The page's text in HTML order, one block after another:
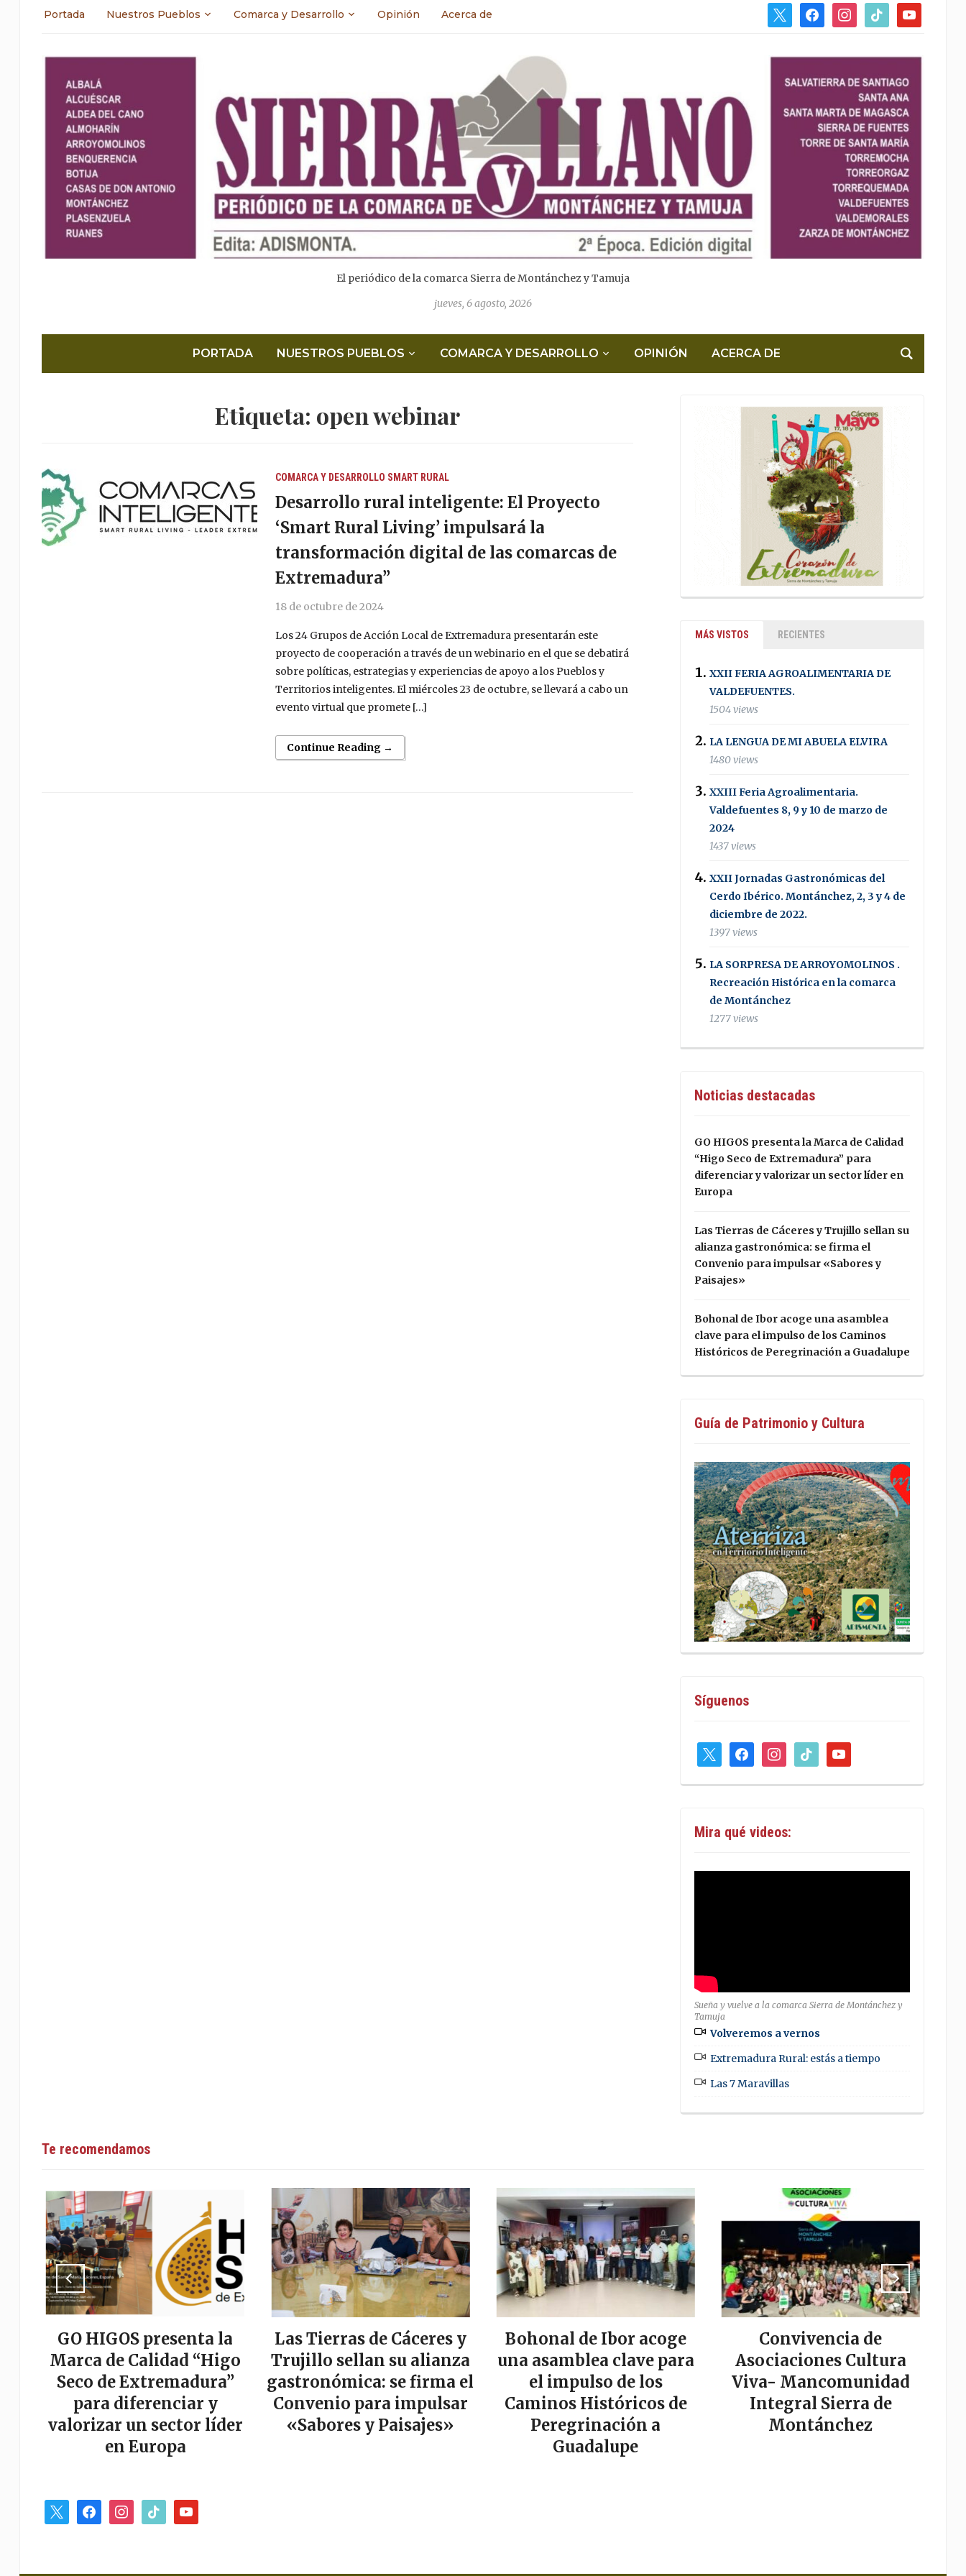
facebookinstagram
tiktok youtube
Portada Nuestros Pueblos Comarca y Desarrollo Opinión Acerca de
El periódico de la comarca Sierra de Montánchez y Tamuja
jueves, 6 agosto, 2026
PORTADA NUESTROS PUEBLOS COMARCA Y DESARROLLO OPINIÓN ACERCA DE
Etiqueta: open webinar
COMARCA Y DESARROLLO SMART RURAL
Desarrollo rural inteligente: El Proyecto
‘Smart Rural Living’ impulsará la
transformación digital de las comarcas de
Extremadura”
18 de octubre de 2024
Los 24 Grupos de Acción Local de Extremadura presentarán este
proyecto de cooperación a través de un webinario en el que se debatirá
sobre políticas, estrategias y experiencias de apoyo a los Pueblos y
Territorios inteligentes. El miércoles 23 de octubre, se llevará a cabo un
evento virtual que promete […]
Continue Reading →
MÁS VISTOS RECIENTES
XXII FERIA AGROALIMENTARIA DE
VALDEFUENTES.
1504 views
LA LENGUA DE MI ABUELA ELVIRA
1480 views
XXIII Feria Agroalimentaria.
Valdefuentes 8, 9 y 10 de marzo de
2024
1437 views
XXII Jornadas Gastronómicas del
Cerdo Ibérico. Montánchez, 2, 3 y 4 de
diciembre de 2022.
1397 views
LA SORPRESA DE ARROYOMOLINOS .
Recreación Histórica en la comarca
de Montánchez
1277 views
Noticias destacadas
GO HIGOS presenta la Marca de Calidad
“Higo Seco de Extremadura” para
diferenciar y valorizar un sector líder en
Europa
Las Tierras de Cáceres y Trujillo sellan su
alianza gastronómica: se firma el
Convenio para impulsar «Sabores y
Paisajes»
Bohonal de Ibor acoge una asamblea
clave para el impulso de los Caminos
Históricos de Peregrinación a Guadalupe
Guía de Patrimonio y Cultura
Síguenos
facebookinstagram
tiktok youtube
Mira qué videos:
Sueña y vuelve a la comarca Sierra de Montánchez y
Tamuja
Volveremos a vernos
Extremadura Rural: estás a tiempo
Las 7 Maravillas
Te recomendamos
GO HIGOS presenta la
Marca de Calidad “Higo
Seco de Extremadura”
para diferenciar y
valorizar un sector líder
en Europa
Las Tierras de Cáceres y
Trujillo sellan su alianza
gastronómica: se firma el
Convenio para impulsar
«Sabores y Paisajes»
Bohonal de Ibor acoge
una asamblea clave para
el impulso de los
Caminos Históricos de
Peregrinación a
Guadalupe
Convivencia de
Asociaciones Cultura
Viva- Mancomunidad
Integral Sierra de
Montánchez
facebookinstagram
tiktok youtube